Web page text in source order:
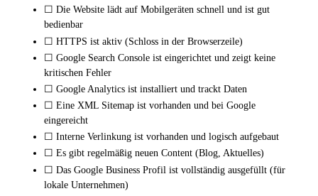
☐ Die Website lädt auf Mobilgeräten schnell und ist gut
bedienbar
☐ HTTPS ist aktiv (Schloss in der Browserzeile)
☐ Google Search Console ist eingerichtet und zeigt keine
kritischen Fehler
☐ Google Analytics ist installiert und trackt Daten
☐ Eine XML Sitemap ist vorhanden und bei Google
eingereicht
☐ Interne Verlinkung ist vorhanden und logisch aufgebaut
☐ Es gibt regelmäßig neuen Content (Blog, Aktuelles)
☐ Das Google Business Profil ist vollständig ausgefüllt (für
lokale Unternehmen)